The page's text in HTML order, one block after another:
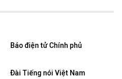
Báo điện tử Chính phủ
Đài Tiếng nói Việt Nam